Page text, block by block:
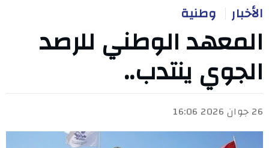
الأخبار وطنية
المعهد الوطني للرصد
الجوي ينتدب..
26 جوان 2026 16:06